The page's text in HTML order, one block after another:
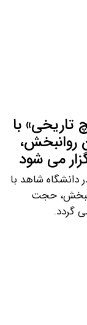
با
روانبخش،
می شود
شاهد با
حجت
گردد.